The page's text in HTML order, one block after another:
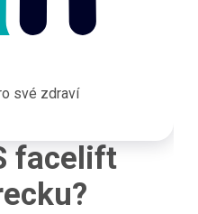
své zdraví
facelift